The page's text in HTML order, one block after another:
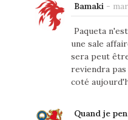
Bamaki-
Paqueta
une sale
sera peut
reviendra
coté
Quand je